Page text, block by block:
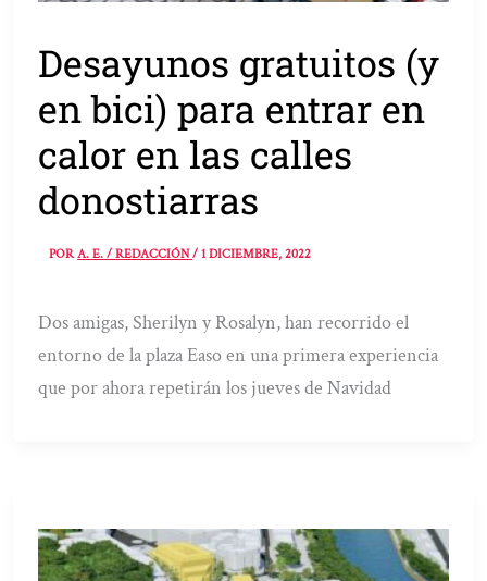
Desayunos gratuitos (y
en bici) para entrar en
calor en las calles
donostiarras
PORA. E. / REDACCIÓN/1 DICIEMBRE, 2022
Dos amigas, Sherilyn y Rosalyn, han recorrido el
entorno de la plaza Easo en una primera experiencia
que por ahora repetirán los jueves de Navidad